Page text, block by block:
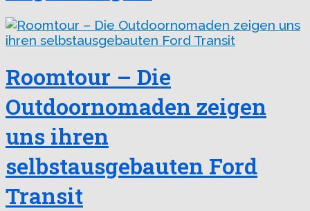
Roomtour – Die
Outdoornomaden zeigen
uns ihren
selbstausgebauten Ford
Transit